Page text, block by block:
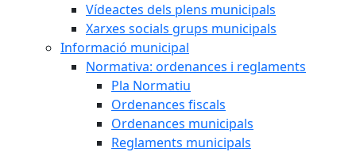
Vídeactes dels plens municipals
Xarxes socials grups municipals
Informació municipal
Normativa: ordenances i reglaments
Pla Normatiu
Ordenances fiscals
Ordenances municipals
Reglaments municipals